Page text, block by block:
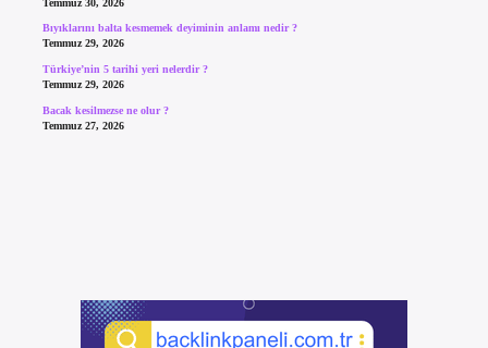
Temmuz 30, 2026
Bıyıklarını balta kesmemek deyiminin anlamı nedir ?
Temmuz 29, 2026
Türkiye’nin 5 tarihi yeri nelerdir ?
Temmuz 29, 2026
Bacak kesilmezse ne olur ?
Temmuz 27, 2026